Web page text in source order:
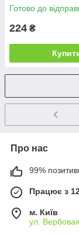
Готово до
224 ₴
Про нас
99%
Працює з
м. Київ
ул.